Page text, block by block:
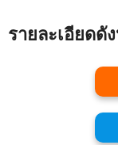
รายละเอียดดั